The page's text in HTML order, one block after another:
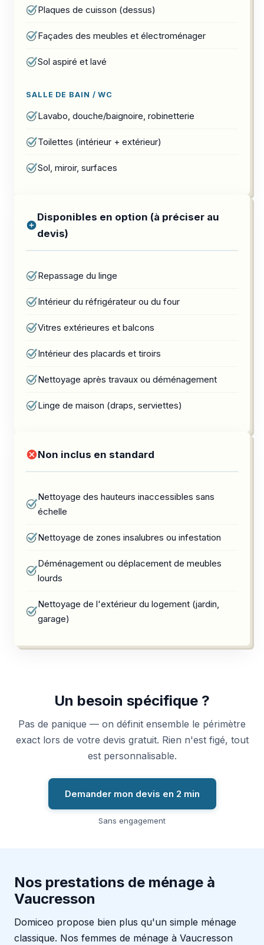
Plaques de cuisson (dessus)
Façades des meubles et électroménager
Sol aspiré et lavé
SALLE DE BAIN / WC
Lavabo, douche/baignoire, robinetterie
Toilettes (intérieur + extérieur)
Sol, miroir, surfaces
Disponibles en option (à préciser au
devis)
Repassage du linge
Intérieur du réfrigérateur ou du four
Vitres extérieures et balcons
Intérieur des placards et tiroirs
Nettoyage après travaux ou déménagement
Linge de maison (draps, serviettes)
Non inclus en standard
Nettoyage des hauteurs inaccessibles sans
échelle
Nettoyage de zones insalubres ou infestation
Déménagement ou déplacement de meubles
lourds
Nettoyage de l'extérieur du logement (jardin,
garage)
Un besoin spécifique ?
Pas de panique — on définit ensemble le périmètre
exact lors de votre devis gratuit. Rien n'est figé, tout
est personnalisable.
Demander mon devis en 2 min
Sans engagement
Nos prestations de ménage à
Vaucresson
Domiceo propose bien plus qu'un simple ménage
classique. Nos femmes de ménage à Vaucresson